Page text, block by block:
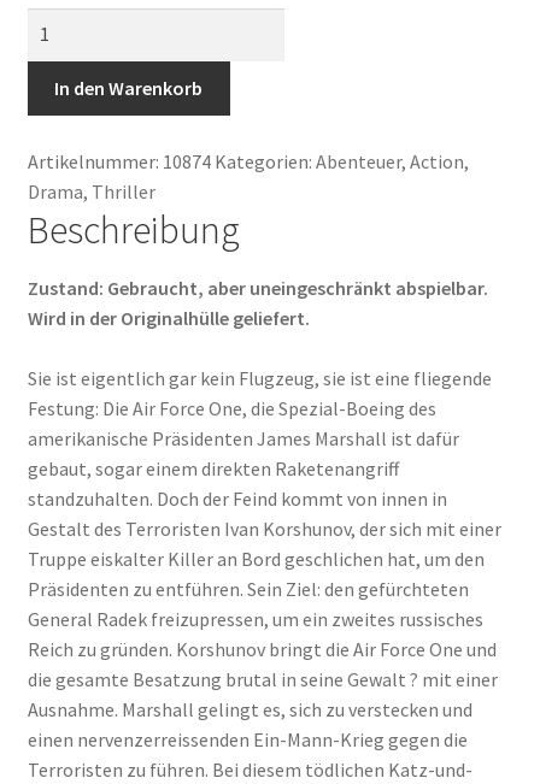
One
Menge
In den Warenkorb
Artikelnummer: 10874 Kategorien: Abenteuer, Action,
Drama, Thriller
Beschreibung
Zustand: Gebraucht, aber uneingeschränkt abspielbar.
Wird in der Originalhülle geliefert.
Sie ist eigentlich gar kein Flugzeug, sie ist eine fliegende
Festung: Die Air Force One, die Spezial-Boeing des
amerikanische Präsidenten James Marshall ist dafür
gebaut, sogar einem direkten Raketenangriff
standzuhalten. Doch der Feind kommt von innen in
Gestalt des Terroristen Ivan Korshunov, der sich mit einer
Truppe eiskalter Killer an Bord geschlichen hat, um den
Präsidenten zu entführen. Sein Ziel: den gefürchteten
General Radek freizupressen, um ein zweites russisches
Reich zu gründen. Korshunov bringt die Air Force One und
die gesamte Besatzung brutal in seine Gewalt ? mit einer
Ausnahme. Marshall gelingt es, sich zu verstecken und
einen nervenzerreissenden Ein-Mann-Krieg gegen die
Terroristen zu führen. Bei diesem tödlichen Katz-und-